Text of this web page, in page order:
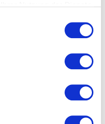
weiterhin nutzen.